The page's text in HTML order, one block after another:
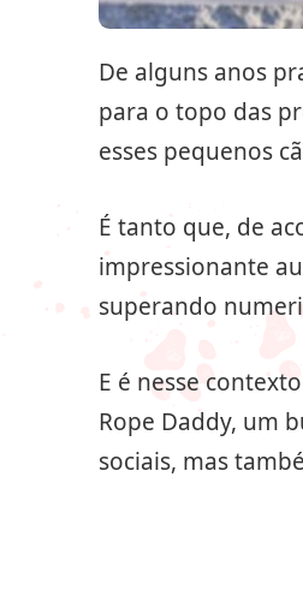
De alguns anos
para o topo das
esses pequenos
É tanto que, de
impressionante
superando
E é nesse
Rope Daddy, um
sociais, mas